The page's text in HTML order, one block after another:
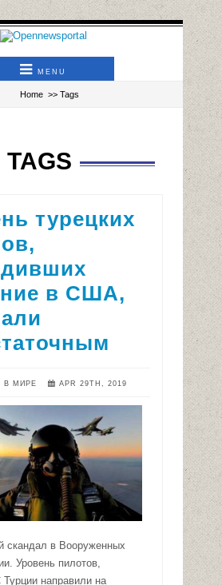
MENU
Home >> Tags
TAGS
турецких
в США,
В МИРЕ APR 29TH, 2019
скандал в Вооруженных
Уровень пилотов,
направили на